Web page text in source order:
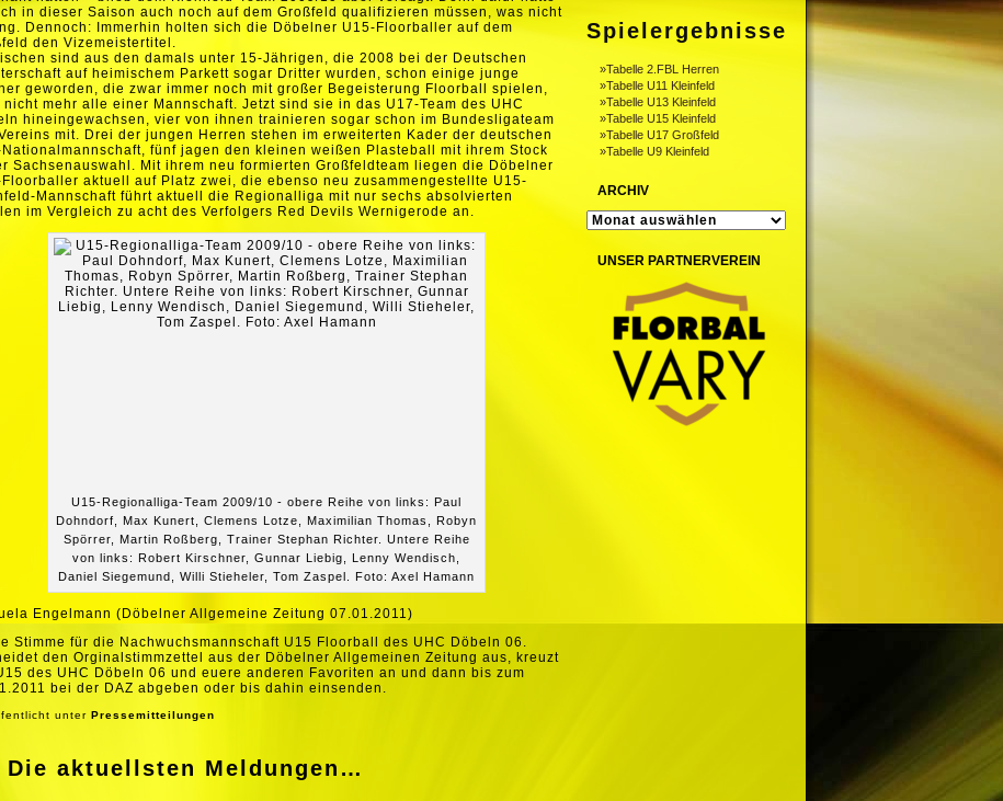
in dieser Saison auch noch auf dem Großfeld qualifizieren müssen, was nicht
Dennoch: Immerhin holten sich die Döbelner U15-Floorballer auf dem
den Vizemeistertitel.
sind aus den damals unter 15-Jährigen, die 2008 bei der Deutschen
auf heimischem Parkett sogar Dritter wurden, schon einige junge
geworden, die zwar immer noch mit großer Begeisterung Floorball spielen,
nicht mehr alle einer Mannschaft. Jetzt sind sie in das U17-Team des UHC
hineingewachsen, vier von ihnen trainieren sogar schon im Bundesligateam
mit. Drei der jungen Herren stehen im erweiterten Kader der deutschen
Nationalmannschaft, fünf jagen den kleinen weißen Plasteball mit ihrem Stock
Sachsenauswahl. Mit ihrem neu formierten Großfeldteam liegen die Döbelner
Floorballer aktuell auf Platz zwei, die ebenso neu zusammengestellte U15-
Mannschaft führt aktuell die Regionalliga mit nur sechs absolvierten
im Vergleich zu acht des Verfolgers Red Devils Wernigerode an.
U15-Regionalliga-Team 2009/10 - obere Reihe von links: Paul
Dohndorf, Max Kunert, Clemens Lotze, Maximilian Thomas, Robyn
Spörrer, Martin Roßberg, Trainer Stephan Richter. Untere Reihe
von links: Robert Kirschner, Gunnar Liebig, Lenny Wendisch,
Daniel Siegemund, Willi Stieheler, Tom Zaspel. Foto: Axel Hamann
Engelmann (Döbelner Allgemeine Zeitung 07.01.2011)
Stimme für die Nachwuchsmannschaft U15 Floorball des UHC Döbeln 06.
den Orginalstimmzettel aus der Döbelner Allgemeinen Zeitung aus, kreuzt
des UHC Döbeln 06 und euere anderen Favoriten an und dann bis zum
bei der DAZ abgeben oder bis dahin einsenden.
unter Pressemitteilungen
Die aktuellsten Meldungen…
Spielergebnisse
»Tabelle 2.FBL Herren
»Tabelle U11 Kleinfeld
»Tabelle U13 Kleinfeld
»Tabelle U15 Kleinfeld
»Tabelle U17 Großfeld
»Tabelle U9 Kleinfeld
ARCHIV
ARCHIV
UNSER PARTNERVEREIN